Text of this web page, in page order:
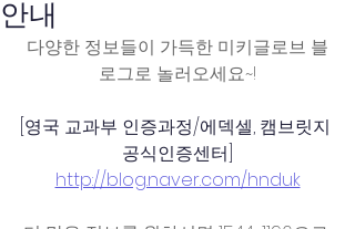
안내
다양한 정보들이 가득한 미키글로브 블
로그로 놀러오세요~!
[영국 교과부 인증과정/에덱셀, 캠브릿지
공식인증센터]
http://blog.naver.com/hnduk